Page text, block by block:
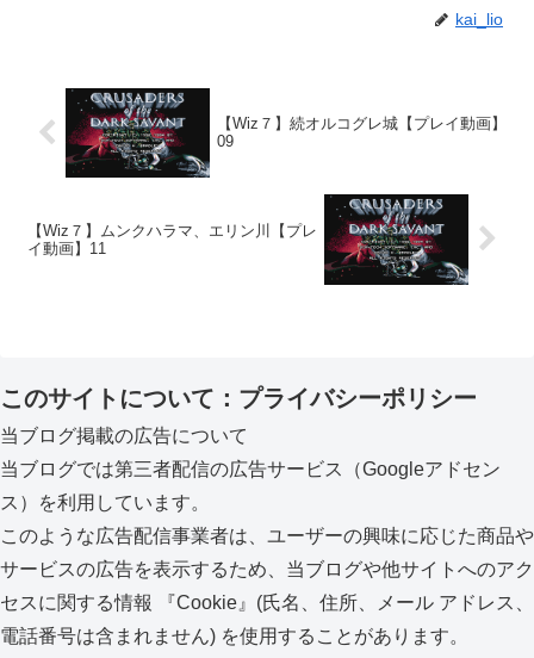
kai_lio
【Wiz７】続オルコグレ城【プレイ動画】
09
【Wiz７】ムンクハラマ、エリン川【プレ
イ動画】11
このサイトについて：プライバシーポリシー
当ブログ掲載の広告について
当ブログでは第三者配信の広告サービス（Googleアドセン
ス）を利用しています。
このような広告配信事業者は、ユーザーの興味に応じた商品や
サービスの広告を表示するため、当ブログや他サイトへのアク
セスに関する情報 『Cookie』(氏名、住所、メール アドレス、
電話番号は含まれません) を使用することがあります。